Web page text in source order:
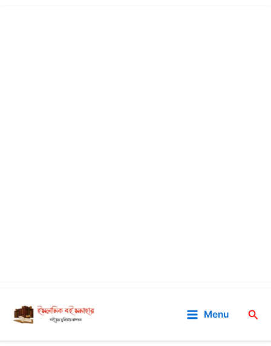
content
Menu